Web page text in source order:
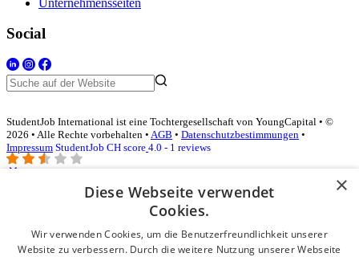
Social
StudentJob International ist eine Tochtergesellschaft von YoungCapital • ©
2026 • Alle Rechte vorbehalten • AGB • Datenschutzbestimmungen •
Impressum StudentJob CH score 4.0 - 1 reviews
Login für Unternehmen
E-Mail*
×
Diese Webseite verwendet
Cookies.
Wir verwenden Cookies, um die Benutzerfreundlichkeit unserer
Website zu verbessern. Durch die weitere Nutzung unserer Webseite